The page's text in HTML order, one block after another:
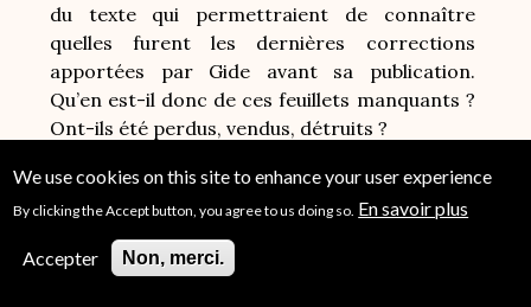
du texte qui permettraient de connaître
quelles furent les dernières corrections
apportées par Gide avant sa publication.
Qu’en est-il donc de ces feuillets manquants ?
Ont-ils été perdus, vendus, détruits ?
Aussi, on sait que d’autres lettres de Le Brun
existent, puisque Gide évoque dans leJournalà
épistolaires alors que l’ancien prisonnier
We use cookies on this site to enhance your user experience
By clicking the Accept button, you agree to us doing so. En savoir plus
Accepter Non, merci.